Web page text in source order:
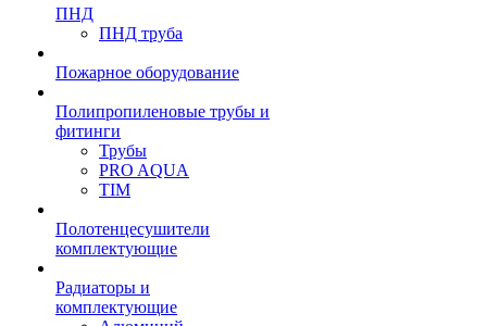
ПНД
ПНД труба
Пожарное оборудование
Полипропиленовые трубы и
фитинги
Трубы
PRO AQUA
TIM
Полотенцесушители
комплектующие
Радиаторы и
комплектующие